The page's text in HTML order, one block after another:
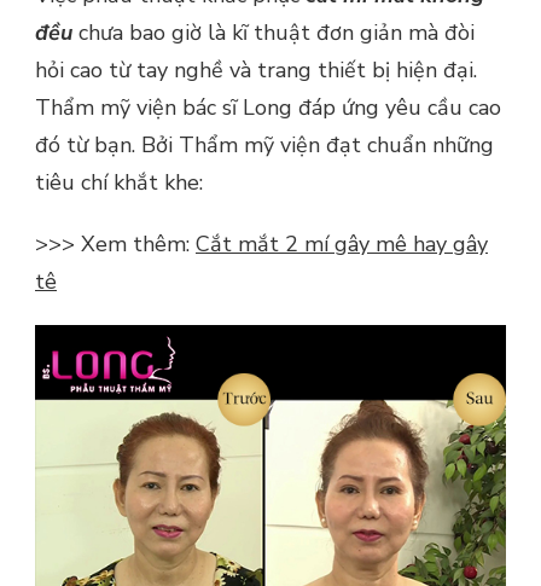
đều chưa bao giờ là kĩ thuật đơn giản mà đòi
hỏi cao từ tay nghề và trang thiết bị hiện đại.
Thẩm mỹ viện bác sĩ Long đáp ứng yêu cầu cao
đó từ bạn. Bởi Thẩm mỹ viện đạt chuẩn những
tiêu chí khắt khe:
>>> Xem thêm: Cắt mắt 2 mí gây mê hay gây
tê